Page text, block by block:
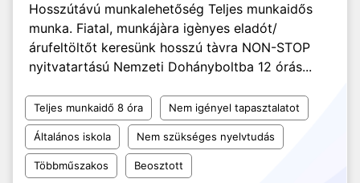
Hosszútávú munkalehetőség Teljes munkaidős
munka. Fiatal, munkájàra igènyes eladót/
árufeltöltőt keresünk hosszú tàvra NON-STOP
nyitvatartású Nemzeti Dohányboltba 12 órás...
Teljes munkaidő 8 óra Nem igényel tapasztalatot
Általános iskola Nem szükséges nyelvtudás
Többműszakos Beosztott